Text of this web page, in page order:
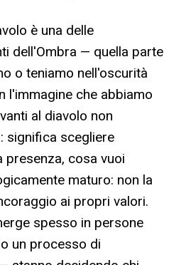
è una delle
dell'Ombra — quella parte
o teniamo nell'oscurità
l'immagine che abbiamo
al diavolo non
significa scegliere
presenza, cosa vuoi
maturo: non la
ai propri valori.
spesso in persone
un processo di